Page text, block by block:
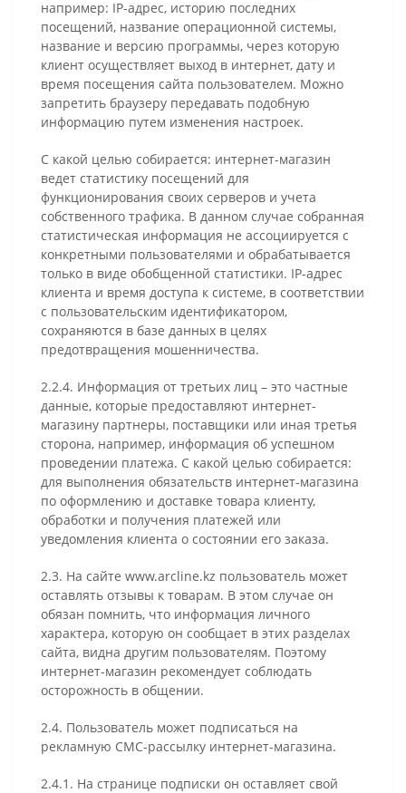
например: IP-адрес, историю последних
посещений, название операционной системы,
название и версию программы, через которую
клиент осуществляет выход в интернет, дату и
время посещения сайта пользователем. Можно
запретить браузеру передавать подобную
информацию путем изменения настроек.
С какой целью собирается: интернет-магазин
ведет статистику посещений для
функционирования своих серверов и учета
собственного трафика. В данном случае собранная
статистическая информация не ассоциируется с
конкретными пользователями и обрабатывается
только в виде обобщенной статистики. IP-адрес
клиента и время доступа к системе, в соответствии
с пользовательским идентификатором,
сохраняются в базе данных в целях
предотвращения мошенничества.
2.2.4. Информация от третьих лиц – это частные
данные, которые предоставляют интернет-
магазину партнеры, поставщики или иная третья
сторона, например, информация об успешном
проведении платежа. С какой целью собирается:
для выполнения обязательств интернет-магазина
по оформлению и доставке товара клиенту,
обработки и получения платежей или
уведомления клиента о состоянии его заказа.
2.3. На сайте www.arcline.kz пользователь может
оставлять отзывы к товарам. В этом случае он
обязан помнить, что информация личного
характера, которую он сообщает в этих разделах
сайта, видна другим пользователям. Поэтому
интернет-магазин рекомендует соблюдать
осторожность в общении.
2.4. Пользователь может подписаться на
рекламную СМС-рассылку интернет-магазина.
2.4.1. На странице подписки он оставляет свой